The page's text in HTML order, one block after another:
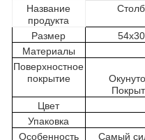
Название
продукта
Столб
Размер
Материалы
Поверхностное
покрытие
Цвет
Упаковка
Особенность
Самый